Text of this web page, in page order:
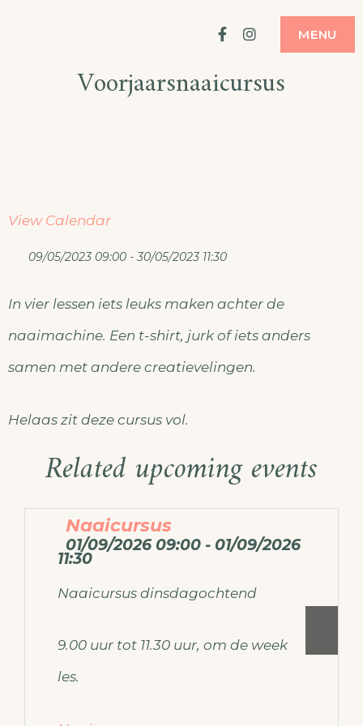
FacebookInstagram
MENU
Voorjaarsnaaicursus
View Calendar
09/05/2023 09:00 - 30/05/2023 11:30
In vier lessen iets leuks maken achter de
naaimachine. Een t-shirt, jurk of iets anders
samen met andere creatievelingen.
Helaas zit deze cursus vol.
Related upcoming events
Naaicursus
01/09/2026 09:00 - 01/09/2026
11:30
Naaicursus dinsdagochtend
9.00 uur tot 11.30 uur, om de week
les.